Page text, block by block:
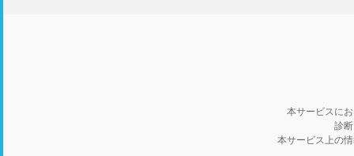
本サービスに
診
本サービス上の